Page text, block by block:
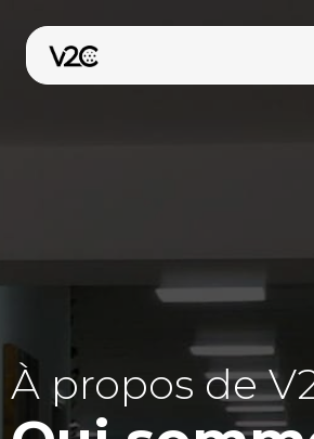
contenu
Trouvez votre
À propos de